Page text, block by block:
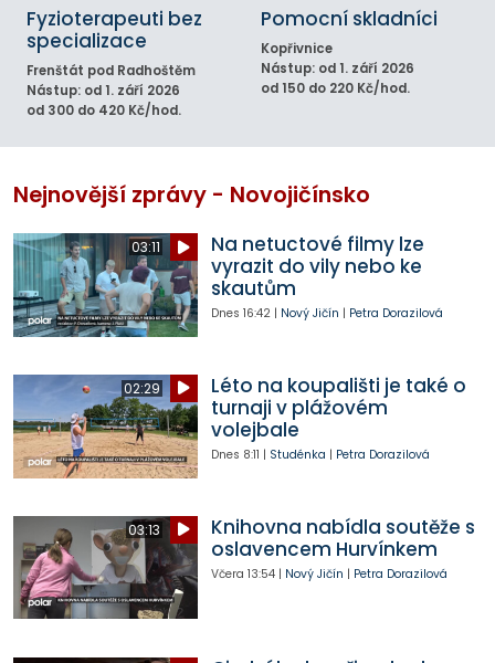
Fyzioterapeuti bez
specializace
Frenštát pod Radhoštěm
Nástup: od 1. září 2026
od 300 do 420 Kč/hod.
Pomocní skladníci
Kopřivnice
Nástup: od 1. září 2026
od 150 do 220 Kč/hod.
Nejnovější zprávy - Novojičínsko
03:11
Na netuctové filmy lze
vyrazit do vily nebo ke
skautům
Dnes 16:42| Nový Jičín | Petra Dorazilová
02:29
Léto na koupališti je také o
turnaji v plážovém
volejbale
Dnes 8:11 | Studénka | Petra Dorazilová
03:13
Knihovna nabídla soutěže s
oslavencem Hurvínkem
Včera 13:54| Nový Jičín | Petra Dorazilová